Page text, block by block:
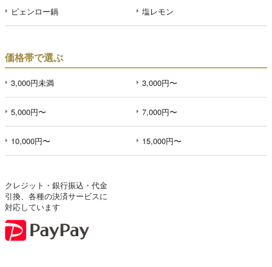
ピェンロー鍋 塩レモン
価格帯で選ぶ
3,000円未満 3,000円〜
5,000円〜 7,000円〜
10,000円〜 15,000円〜
クレジット・銀行振込・代金
引換、各種の決済サービスに
対応しています